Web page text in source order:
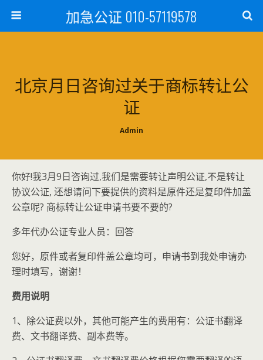
加急公证 010-57119578
北京月日咨询过关于商标转让公
证
Admin
你好!我3月9日咨询过,我们是需要转让声明公证,不是转让
协议公证, 还想请问下要提供的资料是原件还是复印件加盖
公章呢? 商标转让公证申请书要不要的?
多年代办公证专业人员：回答
您好，原件或者复印件盖公章均可，申请书到我处申请办
理时填写，谢谢！
费用说明
1、除公证费以外，其他可能产生的费用有：公证书翻译
费、文书翻译费、副本费等。